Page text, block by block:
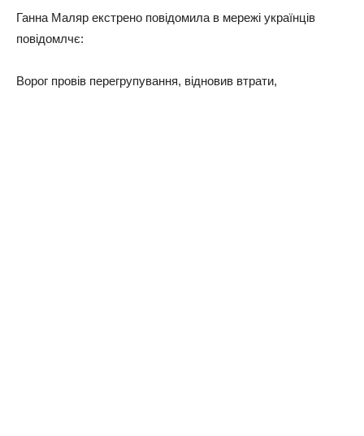
Ганна Маляр екстрено повідомила в мережі українців
повідомлчє:
Ворог провів перегрупування, відновив втрати,